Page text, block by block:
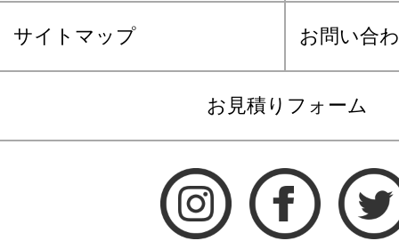
サイトマップ お問い合
お見積りフォーム